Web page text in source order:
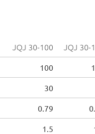
JQJ 30-100 JQJ 30-
100
30
0.79
1.5